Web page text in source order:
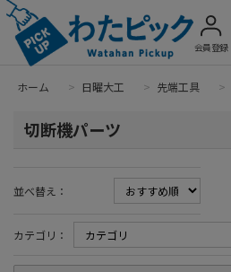
会員登録
ホーム > 日曜大工 > 先端工具 >
切断機パーツ
並べ替え：
カテゴリ：